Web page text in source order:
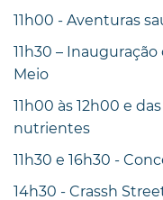
11h00 - Aventuras
11h30 –
Meio
11h00 às 12h00 e
nutrientes
11h30 e 16h30 -
14h30 - Crassh